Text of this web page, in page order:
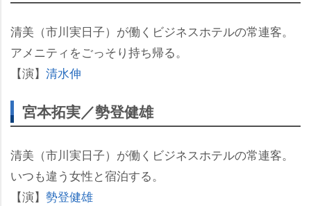
清美（市川実日子）が働くビジネスホテルの常連客。
アメニティをごっそり持ち帰る。
【演】 清水伸
宮本拓実／勢登健雄
清美（市川実日子）が働くビジネスホテルの常連客。
いつも違う女性と宿泊する。
【演】 勢登健雄